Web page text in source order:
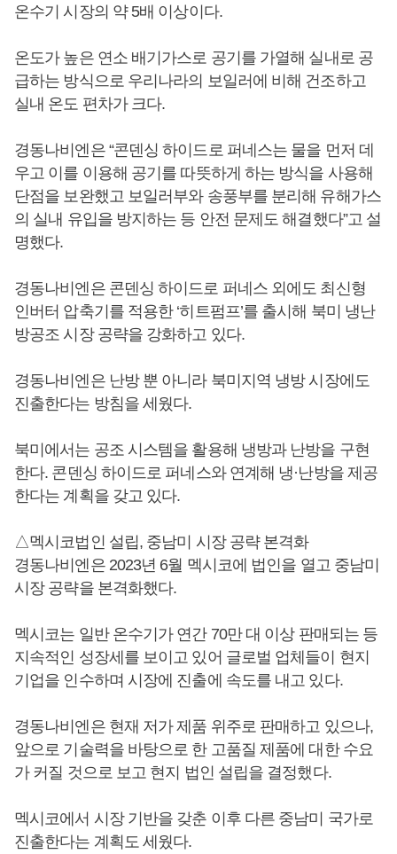
온수기 시장의 약 5배 이상이다.
온도가 높은 연소 배기가스로 공기를 가열해 실내로 공
급하는 방식으로 우리나라의 보일러에 비해 건조하고
실내 온도 편차가 크다.
경동나비엔은 “콘덴싱 하이드로 퍼네스는 물을 먼저 데
우고 이를 이용해 공기를 따뜻하게 하는 방식을 사용해
단점을 보완했고 보일러부와 송풍부를 분리해 유해가스
의 실내 유입을 방지하는 등 안전 문제도 해결했다”고 설
명했다.
경동나비엔은 콘덴싱 하이드로 퍼네스 외에도 최신형
인버터 압축기를 적용한 ‘히트펌프’를 출시해 북미 냉난
방공조 시장 공략을 강화하고 있다.
경동나비엔은 난방 뿐 아니라 북미지역 냉방 시장에도
진출한다는 방침을 세웠다.
북미에서는 공조 시스템을 활용해 냉방과 난방을 구현
한다. 콘덴싱 하이드로 퍼네스와 연계해 냉·난방을 제공
한다는 계획을 갖고 있다.
△멕시코법인 설립, 중남미 시장 공략 본격화
경동나비엔은 2023년 6월 멕시코에 법인을 열고 중남미
시장 공략을 본격화했다.
멕시코는 일반 온수기가 연간 70만 대 이상 판매되는 등
지속적인 성장세를 보이고 있어 글로벌 업체들이 현지
기업을 인수하며 시장에 진출에 속도를 내고 있다.
경동나비엔은 현재 저가 제품 위주로 판매하고 있으나,
앞으로 기술력을 바탕으로 한 고품질 제품에 대한 수요
가 커질 것으로 보고 현지 법인 설립을 결정했다.
멕시코에서 시장 기반을 갖춘 이후 다른 중남미 국가로
진출한다는 계획도 세웠다.